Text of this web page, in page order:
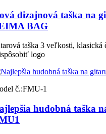
dizajnová taška na
BAG
taška 3 veľkosti, klasická
logo
č.:FMU-1
hudobná taška